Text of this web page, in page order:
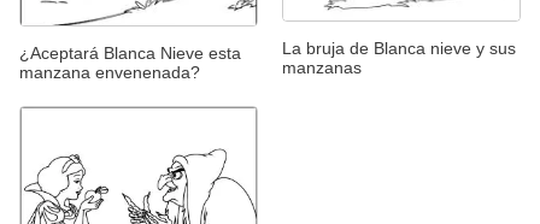
¿Aceptará Blanca Nieve esta
manzana envenenada?
La bruja de Blanca nieve y sus
manzanas